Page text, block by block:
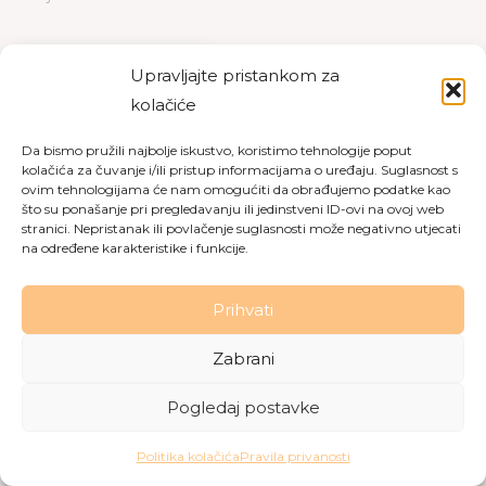
Upravljajte pristankom za
kolačiće
Da bismo pružili najbolje iskustvo, koristimo tehnologije poput
kolačića za čuvanje i/ili pristup informacijama o uređaju. Suglasnost s
ovim tehnologijama će nam omogućiti da obrađujemo podatke kao
što su ponašanje pri pregledavanju ili jedinstveni ID-ovi na ovoj web
stranici. Nepristanak ili povlačenje suglasnosti može negativno utjecati
na određene karakteristike i funkcije.
Prihvati
Zabrani
Pogledaj postavke
Politika kolačićaPravila privanosti
PREUZMI PREGLED
Copyright © 2026 Dom za starije osobe Labin| Pravila
privatnosti |Politika kolačića
Made with love by